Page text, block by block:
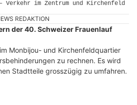
REDAKTION
der 40. Schweizer Frauenlauf
Monbijou- und Kirchenfeldquartier
zu rechnen. Es wird
Stadtteile grosszügig zu umfahren.